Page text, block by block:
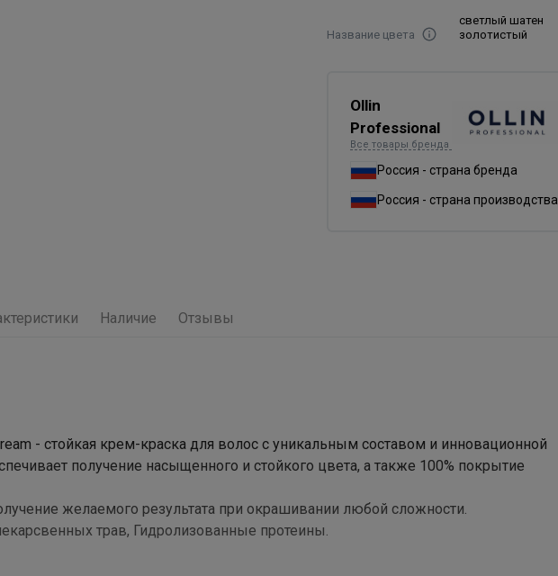
Название цвета
светлый шатен
золотистый
Ollin
Professional
Все товары бренда
Россия - страна бренда
Россия - страна производства
Наличие Отзывы
- стойкая крем-краска для волос с уникальным составом и инновационной
получение насыщенного и стойкого цвета, а также 100% покрытие
желаемого результата при окрашивании любой сложности.
трав, Гидролизованные протеины.